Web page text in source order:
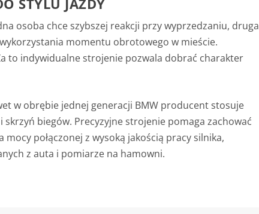
osoba chce szybszej reakcji przy wyprzedzaniu, druga
momentu obrotowego w mieście.
to indywidualne strojenie pozwala dobrać charakter
w obrębie jednej generacji BMW producent stosuje
biegów. Precyzyjne strojenie pomaga zachować
mocy połączonej z wysoką jakością pracy silnika,
z auta i pomiarze na hamowni.